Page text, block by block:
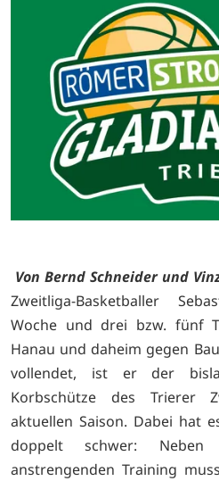
Von Bernd Schneider und
Zweitliga-Basketballer
Woche und drei bzw. fünf
Hanau und daheim gegen
vollendet, ist er der
Korbschütze des Trierer
aktuellen Saison. Dabei hat
doppelt schwer:
anstrengenden Training